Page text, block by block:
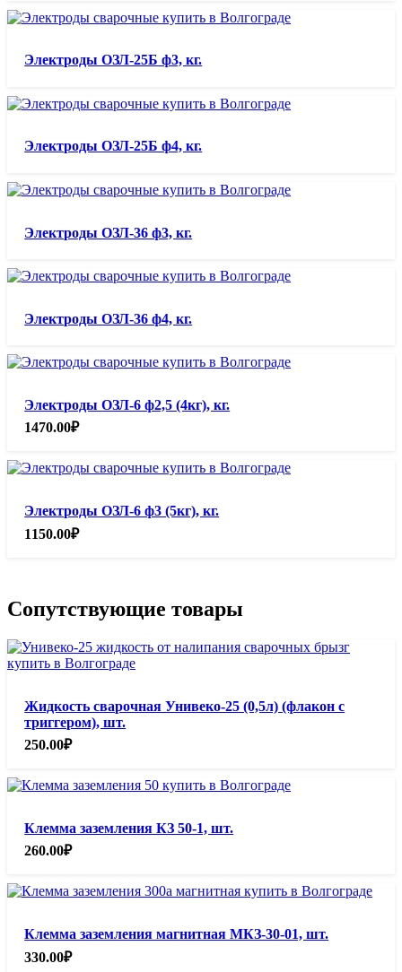
Электроды ОЗЛ-25Б ф3, кг.
Электроды ОЗЛ-25Б ф4, кг.
Электроды ОЗЛ-36 ф3, кг.
Электроды ОЗЛ-36 ф4, кг.
Электроды ОЗЛ-6 ф2,5 (4кг), кг.
1470.00₽
Электроды ОЗЛ-6 ф3 (5кг), кг.
1150.00₽
Сопутствующие товары
Жидкость сварочная Унивеко-25 (0,5л) (флакон с
триггером), шт.
250.00₽
Клемма заземления КЗ 50-1, шт.
260.00₽
Клемма заземления магнитная МКЗ-30-01, шт.
330.00₽